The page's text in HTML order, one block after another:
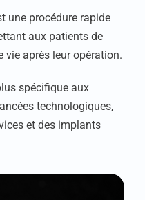
une procédure rapide
aux patients de
vie après leur opération.
spécifique aux
technologiques,
et des implants